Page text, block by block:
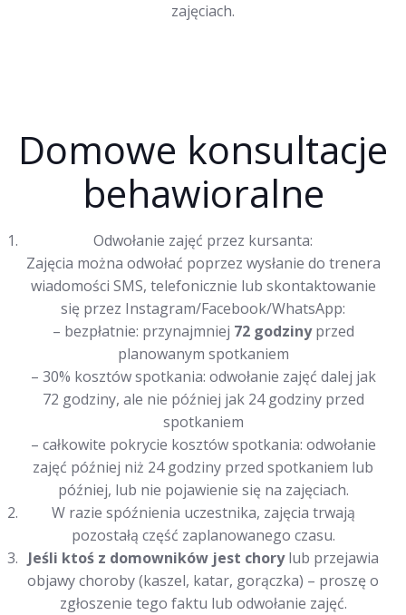
zajęciach.
Domowe konsultacje
behawioralne
Odwołanie zajęć przez kursanta:
Zajęcia można odwołać poprzez wysłanie do trenera
wiadomości SMS, telefonicznie lub skontaktowanie
się przez Instagram/Facebook/WhatsApp:
– bezpłatnie: przynajmniej 72 godzinyprzed
planowanym spotkaniem
– 30% kosztów spotkania: odwołanie zajęć dalej jak
72 godziny, ale nie później jak 24 godziny przed
spotkaniem
– całkowite pokrycie kosztów spotkania: odwołanie
zajęć później niż 24 godziny przed spotkaniem lub
później, lub nie pojawienie się na zajęciach.
W razie spóźnienia uczestnika, zajęcia trwają
pozostałą część zaplanowanego czasu.
Jeśli ktoś z domowników jest chorylub przejawia
objawy choroby (kaszel, katar, gorączka) – proszę o
zgłoszenie tego faktu lub odwołanie zajęć.